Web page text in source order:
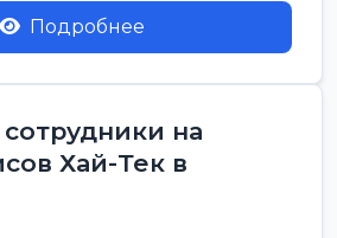
Подробнее
на
Хай-Тек в